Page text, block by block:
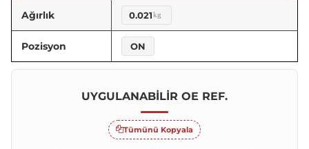
Ağırlık 0.021kg
Pozisyon ON
UYGULANABILIR OE REF.
Tümünü Kopyala